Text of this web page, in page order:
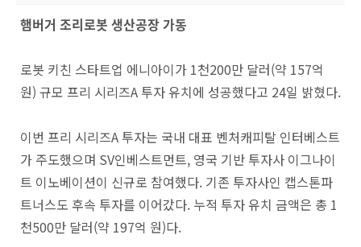
햄버거 조리로봇 생산공장 가동
로봇 키친 스타트업 에니아이가 1천200만 달러(약 157억
원) 규모 프리 시리즈A 투자 유치에 성공했다고 24일 밝혔다.
이번 프리 시리즈A 투자는 국내 대표 벤처캐피탈 인터베스트
가 주도했으며 SV인베스트먼트, 영국 기반 투자사 이그나이
트 이노베이션이 신규로 참여했다. 기존 투자사인 캡스톤파
트너스도 후속 투자를 이어갔다. 누적 투자 유치 금액은 총 1
천500만 달러(약 197억 원)다.